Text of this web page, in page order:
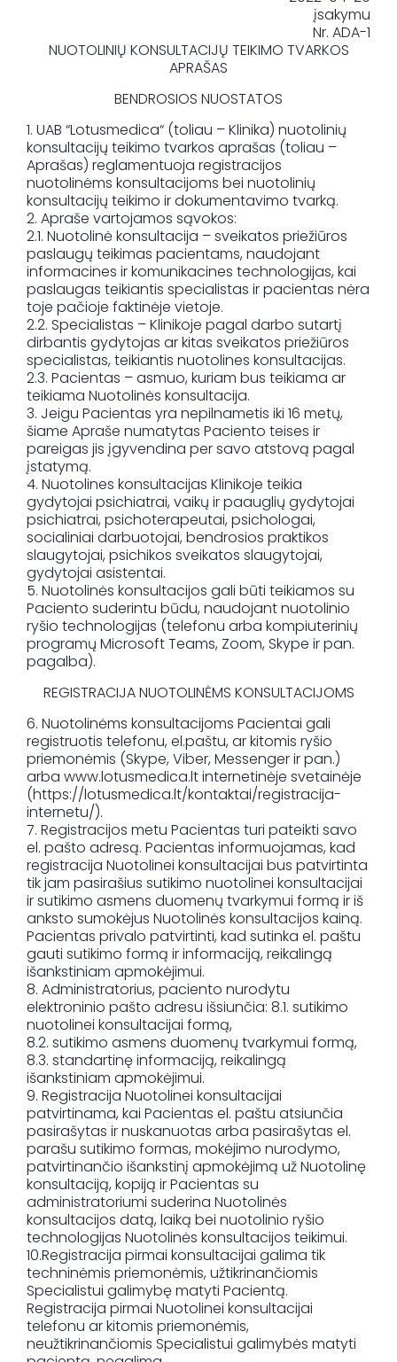
Registracija
įsakymu
Nr. ADA-1
NUOTOLINIŲ KONSULTACIJŲ TEIKIMO TVARKOS
APRAŠAS
BENDROSIOS NUOSTATOS
1. UAB “Lotusmedica“ (toliau – Klinika) nuotolinių
konsultacijų teikimo tvarkos aprašas (toliau –
Aprašas) reglamentuoja registracijos
nuotolinėms konsultacijoms bei nuotolinių
konsultacijų teikimo ir dokumentavimo tvarką.
2. Apraše vartojamos sąvokos:
2.1. Nuotolinė konsultacija – sveikatos priežiūros
paslaugų teikimas pacientams, naudojant
informacines ir komunikacines technologijas, kai
paslaugas teikiantis specialistas ir pacientas nėra
toje pačioje faktinėje vietoje.
2.2. Specialistas – Klinikoje pagal darbo sutartį
dirbantis gydytojas ar kitas sveikatos priežiūros
specialistas, teikiantis nuotolines konsultacijas.
2.3. Pacientas – asmuo, kuriam bus teikiama ar
teikiama Nuotolinės konsultacija.
3. Jeigu Pacientas yra nepilnametis iki 16 metų,
šiame Apraše numatytas Paciento teises ir
pareigas jis įgyvendina per savo atstovą pagal
įstatymą.
4. Nuotolines konsultacijas Klinikoje teikia
gydytojai psichiatrai, vaikų ir paauglių gydytojai
psichiatrai, psichoterapeutai, psichologai,
socialiniai darbuotojai, bendrosios praktikos
slaugytojai, psichikos sveikatos slaugytojai,
gydytojai asistentai.
5. Nuotolinės konsultacijos gali būti teikiamos su
Paciento suderintu būdu, naudojant nuotolinio
ryšio technologijas (telefonu arba kompiuterinių
programų Microsoft Teams, Zoom, Skype ir pan.
pagalba).
REGISTRACIJA NUOTOLINĖMS KONSULTACIJOMS
6. Nuotolinėms konsultacijoms Pacientai gali
registruotis telefonu, el.paštu, ar kitomis ryšio
priemonėmis (Skype, Viber, Messenger ir pan.)
arba www.lotusmedica.lt internetinėje svetainėje
(https://lotusmedica.lt/kontaktai/registracija-
internetu/).
7. Registracijos metu Pacientas turi pateikti savo
el. pašto adresą. Pacientas informuojamas, kad
registracija Nuotolinei konsultacijai bus patvirtinta
tik jam pasirašius sutikimo nuotolinei konsultacijai
ir sutikimo asmens duomenų tvarkymui formą ir iš
anksto sumokėjus Nuotolinės konsultacijos kainą.
Pacientas privalo patvirtinti, kad sutinka el. paštu
gauti sutikimo formą ir informaciją, reikalingą
išankstiniam apmokėjimui.
8. Administratorius, paciento nurodytu
elektroninio pašto adresu išsiunčia: 8.1. sutikimo
nuotolinei konsultacijai formą,
8.2. sutikimo asmens duomenų tvarkymui formą,
8.3. standartinę informaciją, reikalingą
išankstiniam apmokėjimui.
9. Registracija Nuotolinei konsultacijai
patvirtinama, kai Pacientas el. paštu atsiunčia
pasirašytas ir nuskanuotas arba pasirašytas el.
parašu sutikimo formas, mokėjimo nurodymo,
patvirtinančio išankstinį apmokėjimą už Nuotolinę
konsultaciją, kopiją ir Pacientas su
administratoriumi suderina Nuotolinės
konsultacijos datą, laiką bei nuotolinio ryšio
technologijas Nuotolinės konsultacijos teikimui.
10.Registracija pirmai konsultacijai galima tik
techninėmis priemonėmis, užtikrinančiomis
Specialistui galimybę matyti Pacientą.
Registracija pirmai Nuotolinei konsultacijai
telefonu ar kitomis priemonėmis,
neužtikrinančiomis Specialistui galimybės matyti